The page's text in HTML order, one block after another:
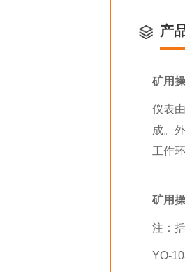
产
矿用
仪表
成。
工作
矿用
注：
YO-